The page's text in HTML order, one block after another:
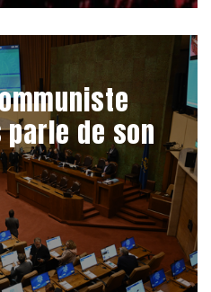
de son